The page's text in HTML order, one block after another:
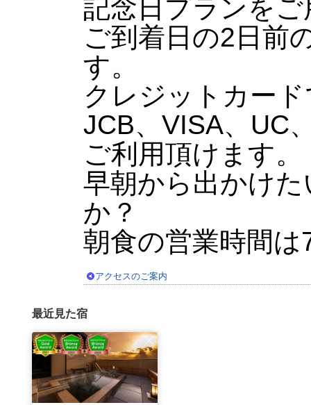
記念日プランを
ご到着日の2日前
す。
クレジットカー
JCB、VISA、UC
ご利用頂けます。
早朝から出かけ
か？
朝食の営業時間
アクセスのご案内
最近見た宿